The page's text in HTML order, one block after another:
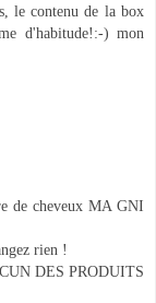
le contenu de la box
d'habitude!:-) mon
de cheveux MA GNI
rien !
DES PRODUITS